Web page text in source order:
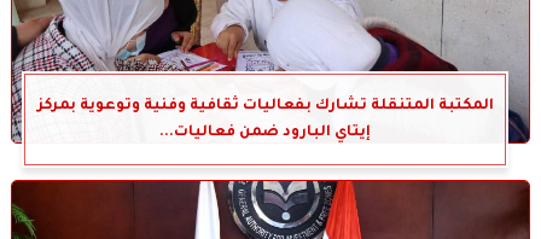
المكتبة المتنقلة تشارك بفعاليات ثقافية وفنية وتوعوية بمركز
إيتاي البارود ضمن فعاليات...